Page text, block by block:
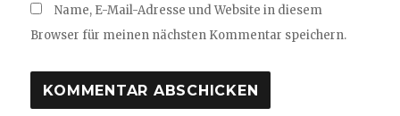
Name, E-Mail-Adresse und Website in diesem
Browser für meinen nächsten Kommentar speichern.